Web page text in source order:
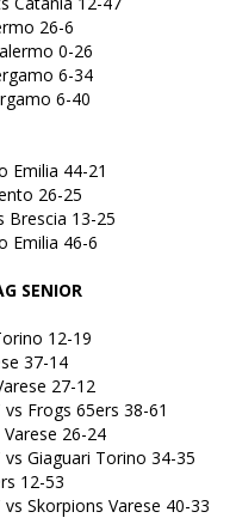
26-6
0-26
6-34
6-40
Emilia 44-21
26-25
Brescia 13-25
Emilia 46-6
SENIOR
12-19
37-14
27-12
Frogs 65ers 38-61
26-24
Giaguari Torino 34-35
12-53
Skorpions Varese 40-33